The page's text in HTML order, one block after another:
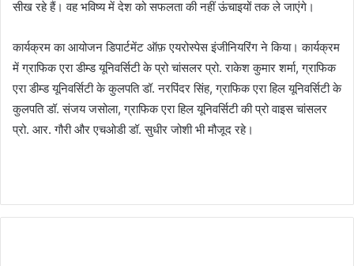
सीख रहे हैं। वह भविष्य में देश को सफलता की नहीं ऊंचाइयों तक ले जाएंगे।
कार्यक्रम का आयोजन डिपार्टमेंट ऑफ़ एयरोस्पेस इंजीनियरिंग ने किया। कार्यक्रम
में ग्राफिक एरा डीम्ड यूनिवर्सिटी के प्रो चांसलर प्रो. राकेश कुमार शर्मा, ग्राफिक
एरा डीम्ड यूनिवर्सिटी के कुलपति डॉ. नरपिंदर सिंह, ग्राफिक एरा हिल यूनिवर्सिटी के
कुलपति डॉ. संजय जसोला, ग्राफिक एरा हिल यूनिवर्सिटी की प्रो वाइस चांसलर
प्रो. आर. गौरी और एचओडी डॉ. सुधीर जोशी भी मौजूद रहे।